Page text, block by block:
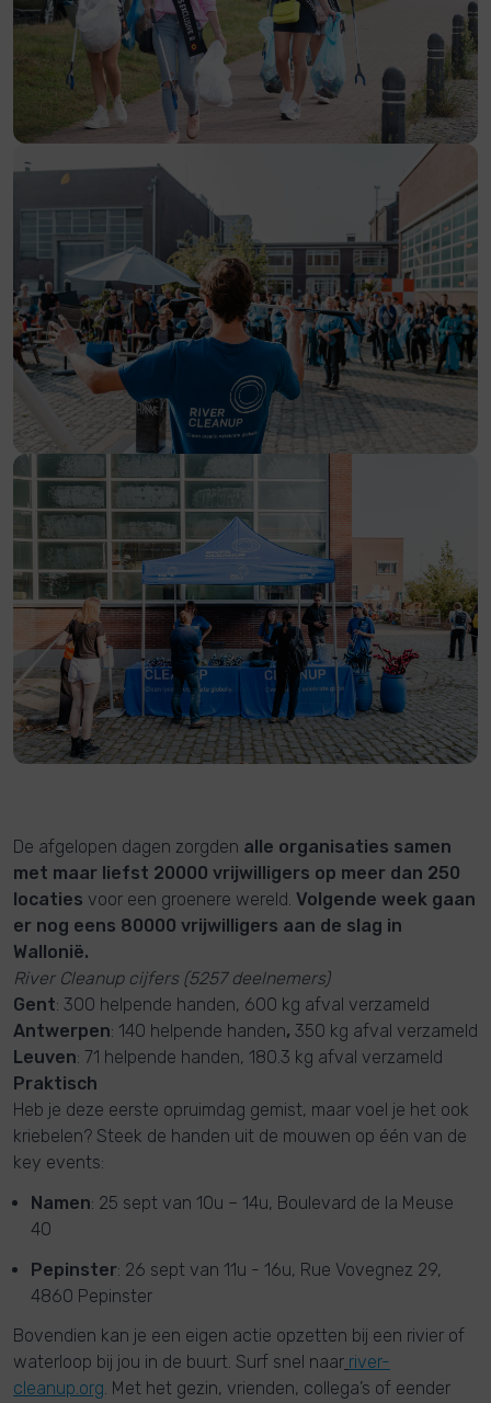
De afgelopen dagen zorgden alle organisaties samen
met maar liefst 20000 vrijwilligers op meer dan 250
locaties voor een groenere wereld. Volgende week gaan
er nog eens 80000 vrijwilligers aan de slag in
Wallonië.
River Cleanup cijfers (5257 deelnemers)
Gent: 300 helpende handen, 600 kg afval verzameld
Antwerpen: 140 helpende handen, 350 kg afval verzameld
Leuven: 71 helpende handen, 180.3 kg afval verzameld
Praktisch
Heb je deze eerste opruimdag gemist, maar voel je het ook
kriebelen? Steek de handen uit de mouwen op één van de
key events:
Namen: 25 sept van 10u – 14u, Boulevard de la Meuse
40
Pepinster: 26 sept van 11u - 16u, Rue Vovegnez 29,
4860 Pepinster
Bovendien kan je een eigen actie opzetten bij een rivier of
waterloop bij jou in de buurt. Surf snel naar river-
cleanup.org. Met het gezin, vrienden, collega’s of eender